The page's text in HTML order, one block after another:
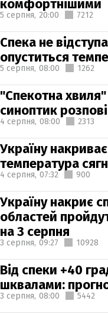
комфортнішими
5 серпня, 20:00 7212
Спека не
опуститься
5 серпня, 08:00 1262
"Спекотна
синоптик
4 серпня, 08:00 2313
Україну
температура
4 серпня, 07:32 900
Україну накриє
областей
на 3 серпня
3 серпня, 09:27 10928
Від спеки +40
шквалами:
3 серпня, 08:00 5442